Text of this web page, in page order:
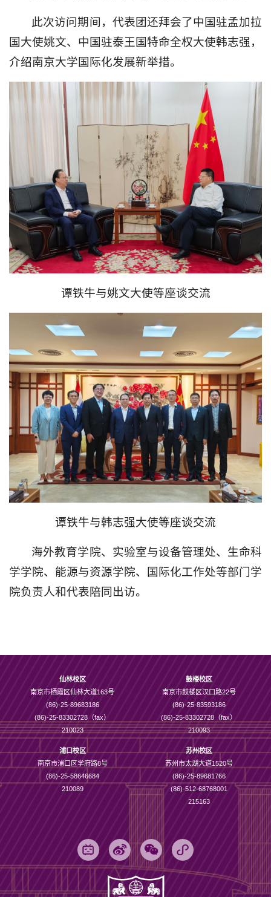
此次访问期间，代表团还拜会了中国驻孟加拉
国大使姚文、中国驻泰王国特命全权大使韩志强，
介绍南京大学国际化发展新举措。
谭铁牛与姚文大使等座谈交流
谭铁牛与韩志强大使等座谈交流
海外教育学院、实验室与设备管理处、生命科
学学院、能源与资源学院、国际化工作处等部门学
院负责人和代表陪同出访。
仙林校区
南京市栖霞区仙林大道163号
(86)-25-89683186
(86)-25-83302728（fax）
210023
鼓楼校区
南京市鼓楼区汉口路22号
(86)-25-83593186
(86)-25-83302728（fax）
210093
浦口校区
南京市浦口区学府路8号
(86)-25-58646684
210089
苏州校区
苏州市太湖大道1520号
(86)-25-89681766
(86)-512-68768001
215163